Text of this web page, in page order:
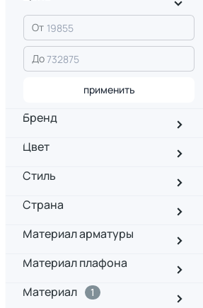
От
До
применить
Бренд
Цвет
Стиль
Страна
Материал арматуры
Материал плафона
Материал
1